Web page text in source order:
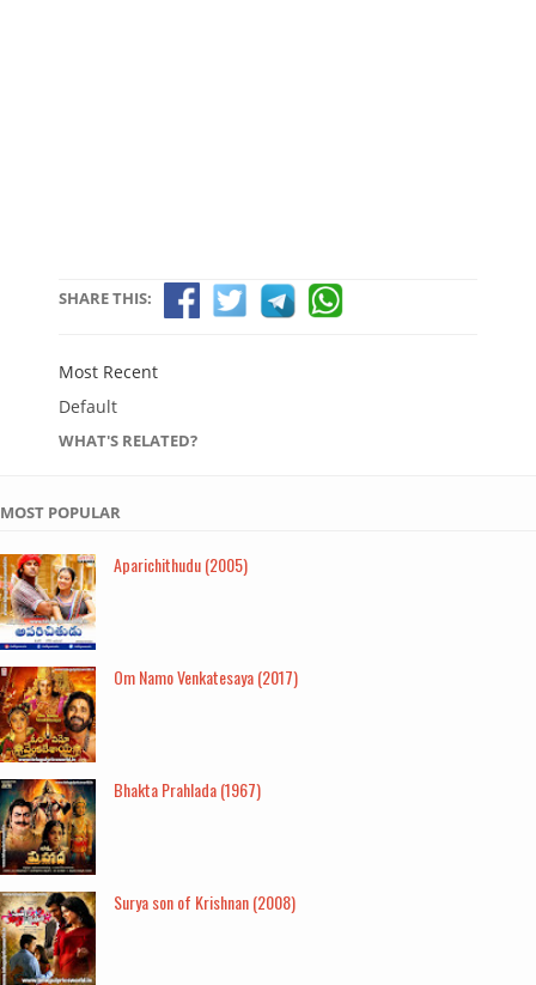
SHARE THIS:
Most Recent
Default
WHAT'S RELATED?
MOST POPULAR
Aparichithudu (2005)
Om Namo Venkatesaya (2017)
Bhakta Prahlada (1967)
Surya son of Krishnan (2008)